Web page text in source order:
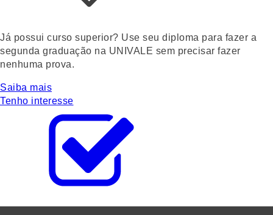
Já possui curso superior? Use seu diploma para fazer a
segunda graduação na UNIVALE sem precisar fazer
nenhuma prova.
Saiba mais
Tenho interesse